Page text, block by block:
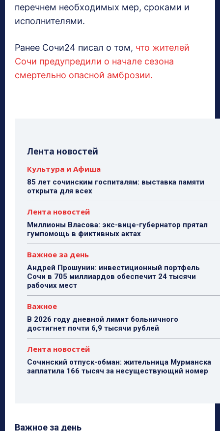
перечнем необходимых мер, сроками и
исполнителями.
Ранее Сочи24 писал о том, что жителей
Сочи предупредили о начале сезона
смертельно опасной амброзии.
Лента новостей
Культура и Афиша
85 лет сочинским госпиталям: выставка памяти
открыта для всех
Лента новостей
Миллионы Власова: экс-вице-губернатор прятал
гумпомощь в фиктивных актах
Важное за день
Андрей Прошунин: инвестиционный портфель
Сочи в 705 миллиардов обеспечит 24 тысячи
рабочих мест
Важное
В 2026 году дневной лимит больничного
достигнет почти 6,9 тысячи рублей
Лента новостей
Сочинский отпуск-обман: жительница Мурманска
заплатила 166 тысяч за несуществующий номер
Важное за день